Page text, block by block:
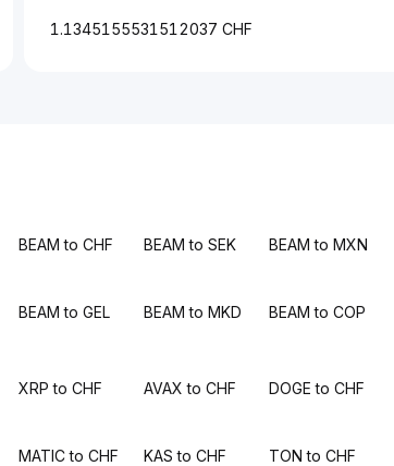
1.1345155531512037 CHF
BEAM to CHF BEAM to SEK BEAM to MXN
BEAM to GEL BEAM to MKD BEAM to COP
XRP to CHF AVAX to CHF DOGE to CHF
MATIC to CHF KAS to CHF TON to CHF